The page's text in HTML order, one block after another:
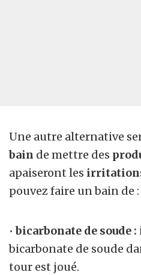
Une autre alternative
bain de mettre des
apaiseront les
pouvez faire un bain de :
•bicarbonate de soude :
bicarbonate de soude
tour est joué.